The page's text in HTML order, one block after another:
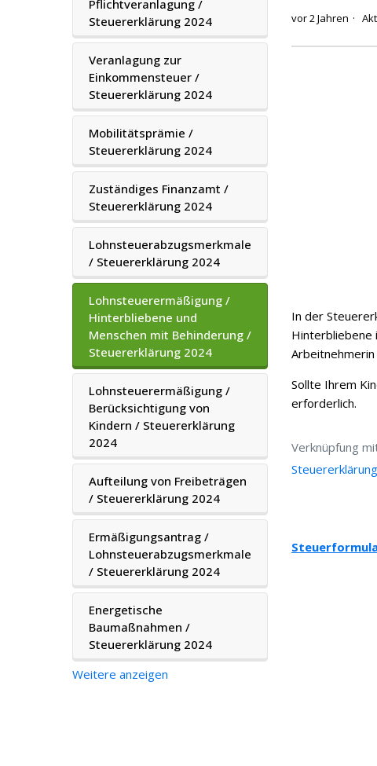
Pflichtveranlagung /
Steuererklärung 2024
Veranlagung zur
Einkommensteuer /
Steuererklärung 2024
Mobilitätsprämie /
Steuererklärung 2024
Zuständiges Finanzamt /
Steuererklärung 2024
Lohnsteuerabzugsmerkmale
/ Steuererklärung 2024
Lohnsteuerermäßigung /
Hinterbliebene und
Menschen mit Behinderung /
Steuererklärung 2024
Lohnsteuerermäßigung /
Berücksichtigung von
Kindern / Steuererklärung
2024
Aufteilung von Freibeträgen
/ Steuererklärung 2024
Ermäßigungsantrag /
Lohnsteuerabzugsmerkmale
/ Steuererklärung 2024
Energetische
Baumaßnahmen /
Steuererklärung 2024
Weitere anzeigen
vor 2 Jahren
In der
Hinterbliebene
Sollte Ihrem
erforderlich.
Verknüpfung